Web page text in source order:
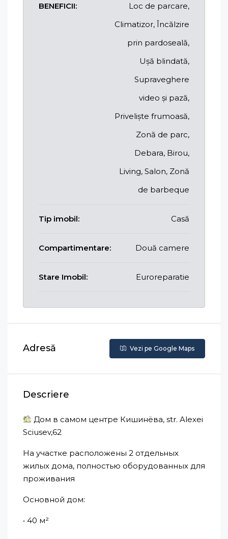
BENEFICII:
Loc de parcare,
Climatizor, Încălzire
prin pardoseală,
Ușă blindată,
Supraveghere
video și pază,
Priveliște frumoasă,
Zonă de parc,
Debara, Birou,
Living, Salon, Zonă
de barbeque
Tip imobil: Casă
Compartimentare: Două camere
Stare Imobil: Euroreparatie
Adresă Vezi pe Google Maps
Descriere
Дом в самом центре Кишинёва, str. Alexei
Sciusev,62
На участке расположены 2 отдельных
жилых дома, полностью оборудованных для
проживания
Основной дом:
• 40 м²